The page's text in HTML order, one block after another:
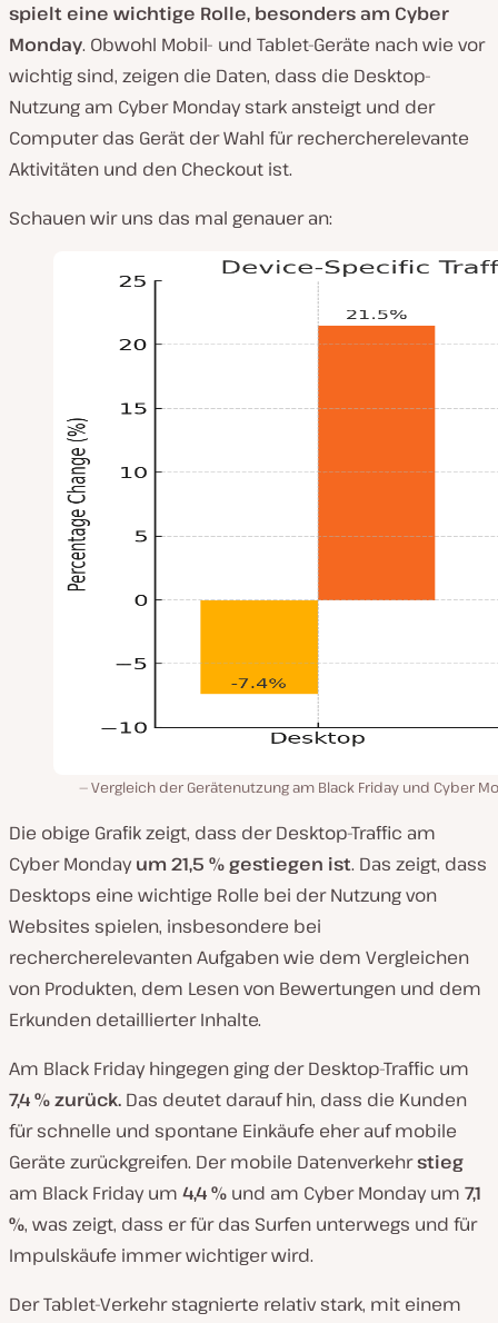
spielt eine wichtige Rolle, besonders am Cyber
Monday. Obwohl Mobil- und Tablet-Geräte nach wie vor
wichtig sind, zeigen die Daten, dass die Desktop-
Nutzung am Cyber Monday stark ansteigt und der
Computer das Gerät der Wahl für rechercherelevante
Aktivitäten und den Checkout ist.
Schauen wir uns das mal genauer an:
Vergleich der Gerätenutzung am Black Friday und Cyber
Die obige Grafik zeigt, dass der Desktop-Traffic am
Cyber Mondayum 21,5 % gestiegen ist. Das zeigt, dass
Desktops eine wichtige Rolle bei der Nutzung von
Websites spielen, insbesondere bei
rechercherelevanten Aufgaben wie dem Vergleichen
von Produkten, dem Lesen von Bewertungen und dem
Erkunden detaillierter Inhalte.
Am Black Friday hingegen ging der Desktop-Traffic um
7,4 % zurück. Das deutet darauf hin, dass die Kunden
für schnelle und spontane Einkäufe eher auf mobile
Geräte zurückgreifen. Der mobile Datenverkehrstieg
am Black Friday um 4,4 % und am Cyber Monday um 7,1
%, was zeigt, dass er für das Surfen unterwegs und für
Impulskäufe immer wichtiger wird.
Der Tablet-Verkehr stagnierte relativ stark, mit einem